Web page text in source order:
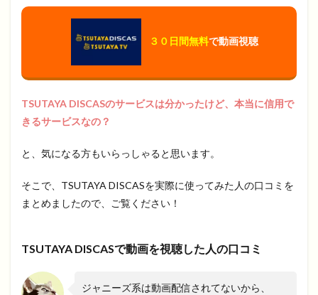
３０日間無料で動画視聴
TSUTAYA DISCASのサービスは分かったけど、本当に信用で
きるサービスなの？
と、気になる方もいらっしゃると思います。
そこで、TSUTAYA DISCASを実際に使ってみた人の口コミを
まとめましたので、ご覧ください！
TSUTAYA DISCASで動画を視聴した人の口コミ
ジャニーズ系は動画配信されてないから、